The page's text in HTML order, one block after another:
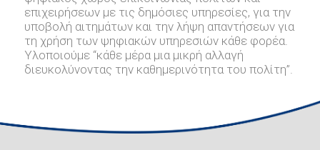
επιχειρήσεων με τις δημόσιες υπηρεσίες, για την
υποβολή αιτημάτων και την λήψη απαντήσεων για
τη χρήση των ψηφιακών υπηρεσιών κάθε φορέα.
Υλοποιούμε “κάθε μέρα μια μικρή αλλαγή
διευκολύνοντας την καθημερινότητα του πολίτη”.